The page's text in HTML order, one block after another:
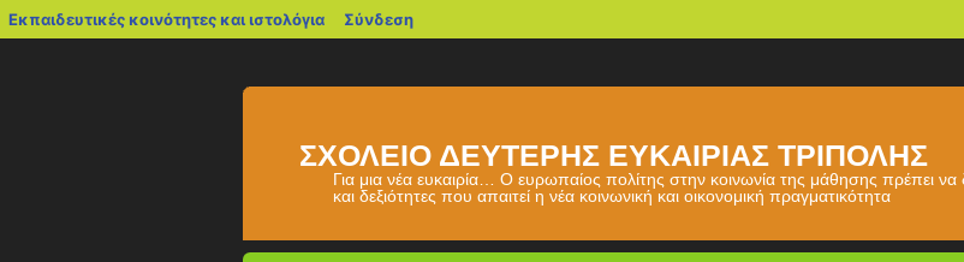
Εκπαιδευτικές κοινότητες και ιστολόγια blogs.sch.gr
Σύνδεση
ΣΧΟΛΕΙΟ ΔΕΥΤΕΡΗΣ ΕΥΚΑΙΡΙΑΣ ΤΡΙΠΟΛΗΣ
Για μια νέα ευκαιρία… Ο ευρωπαίος πολίτης στην κοινωνία της μάθησης πρέπει να
και δεξιότητες που απαιτεί η νέα κοινωνική και οικονομική πραγματικότητα